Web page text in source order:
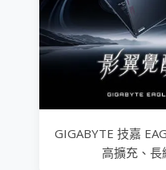
GIGABYTE 技嘉
高擴充、